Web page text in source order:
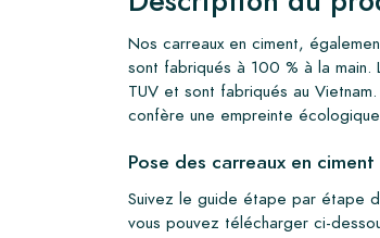
Nos carreaux en ciment,
sont fabriqués à 100 % à la
TUV et sont fabriqués au
confère une empreinte
Pose des carreaux en ciment
Suivez le guide étape par étape
vous pouvez télécharger ci-